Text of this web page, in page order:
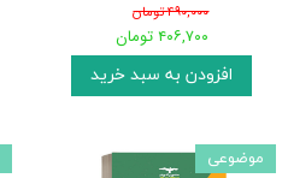
۴۹۰,۰۰۰ تومان
۴۰۶,۷۰۰ تومان
افزودن به سبد خرید
موضوعی